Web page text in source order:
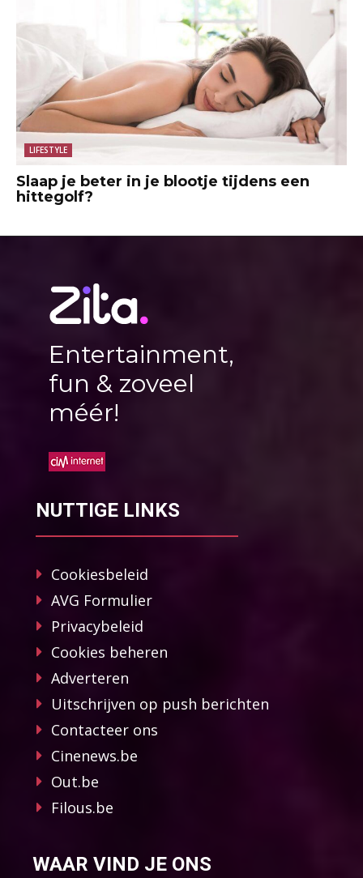
LIFESTYLE
Slaap je beter in je blootje tijdens een
hittegolf?
Entertainment,
fun & zoveel
méér!
NUTTIGE LINKS
Cookiesbeleid
AVG Formulier
Privacybeleid
Cookies beheren
Adverteren
Uitschrijven op push berichten
Contacteer ons
Cinenews.be
Out.be
Filous.be
WAAR VIND JE ONS